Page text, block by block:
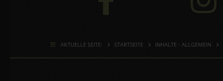
AKTUELLE SEITE: STARTSEITE INHALTE - ALLGEMEIN